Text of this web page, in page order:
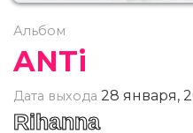
Альбом
ANTi
Дата выхода 28 января,
Rihanna